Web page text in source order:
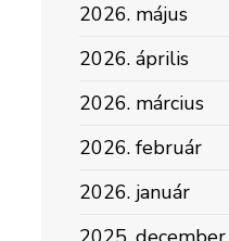
2026. május
2026. április
2026. március
2026. február
2026. január